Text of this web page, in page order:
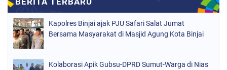
Kapolres Binjai ajak PJU Safari Salat Jumat
Bersama Masyarakat di Masjid Agung Kota Binjai
Kolaborasi Apik Gubsu-DPRD Sumut-Warga di Nias